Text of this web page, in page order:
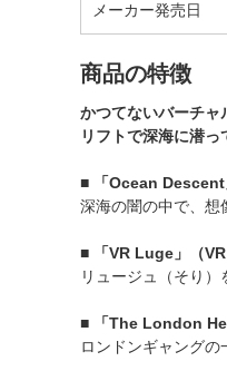
メーカー発売日
商品の特徴
かつてないバーチャ
リフトで深海に潜
■ 「Ocean Descent
深海の闇の中で、想
■ 「VR Luge」（VR
リュージュ（そり
■ 「The London
ロンドンギャングの